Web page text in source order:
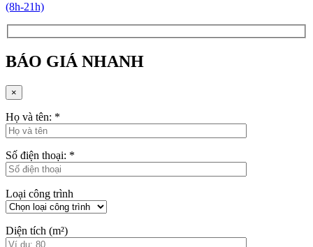
(8h-21h)
BÁO GIÁ NHANH
×
Họ và tên: *
Số điện thoại: *
Loại công trình
Diện tích (m²)